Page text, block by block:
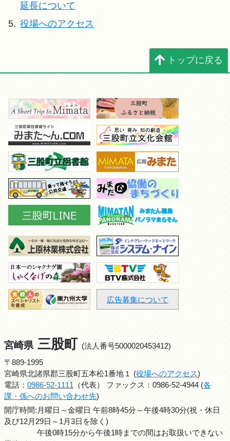
延長について
5. 役場へのアクセス
トップに戻る
広告募集について
宮崎県 三股町 (法人番号5000020453412)
〒889-1995
宮崎県北諸県郡三股町五本松1番地１ (役場へのアクセス)
電話： 0986-52-1111 （代表） ファックス：0986-52-4944 (各
課・係へのお問い合わせ先)
開庁時間:月曜日～金曜日 午前8時45分～午後4時30分(祝・休日
及び12月29日～1月3日を除く)
午後0時15分から午後1時までの間はお取扱いできない